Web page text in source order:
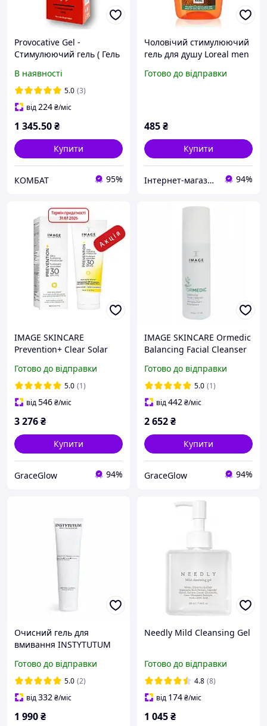
Provocative Gel -
Стимулюючий гель ( Гель
В наявності
5.0 (3)
від224₴/міс
1 345.50₴
Купити
КОМБАТ 95%
Чоловічий стимулюючий
гель для душу Loreal men
4in1 1L
Готово до відправки
485₴
Купити
Інтернет-магазин "Світ Чистоти" 94%
IMAGE SKINCARE
Prevention+ Clear Solar
гель 42,5 г
Готово до відправки
5.0 (1)
від546₴/міс
3 276₴
Купити
GraceGlow 94%
IMAGE SKINCARE Ormedic
Balancing Facial Cleanser
алое 177 мл
Готово до відправки
5.0 (1)
від442₴/міс
2 652₴
Купити
GraceGlow 94%
Очисний гель для
вмивання INSTYTUTUM
Готово до відправки
5.0 (2)
від332₴/міс
1 990₴
Needly Mild Cleansing Gel
Готово до відправки
4.8 (8)
від 174₴/міс
1 045₴